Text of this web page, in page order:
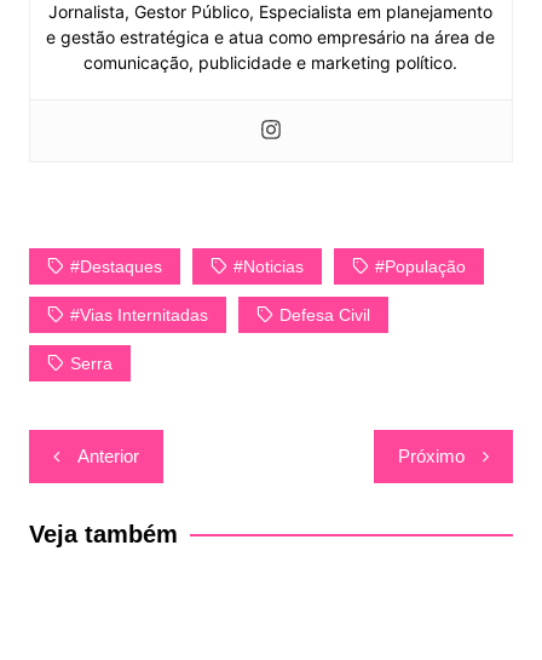
Jornalista, Gestor Público, Especialista em planejamento
e gestão estratégica e atua como empresário na área de
comunicação, publicidade e marketing político.
#Destaques #Noticias #População
#Vias Internitadas Defesa Civil
Serra
Navegação
de
Post
Anterior Próximo
Veja também